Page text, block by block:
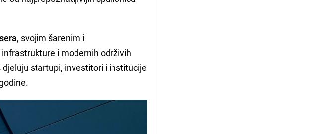
, svojim šarenim i
i modernih održivih
startupi, investitori i institucije